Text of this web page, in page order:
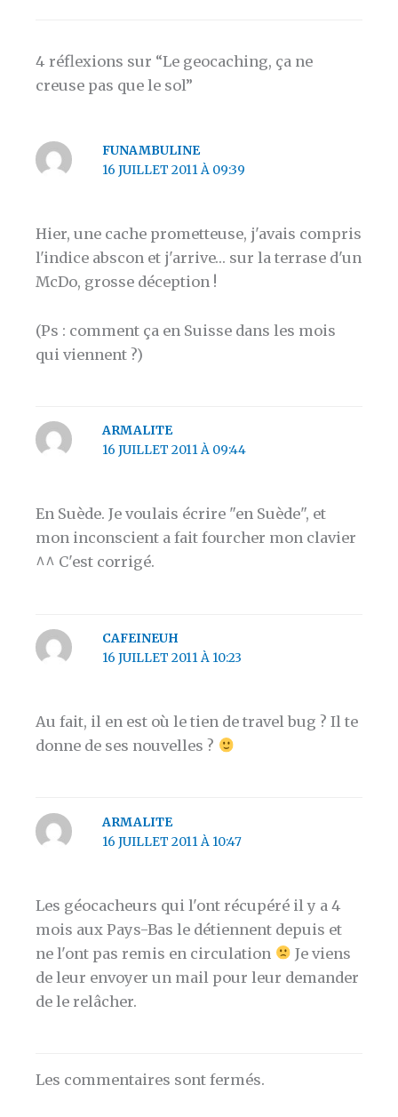
4 réflexions sur “Le geocaching, ça ne
creuse pas que le sol”
FUNAMBULINE
16 JUILLET 2011 À 09:39
Hier, une cache prometteuse, j'avais compris
l'indice abscon et j'arrive… sur la terrase d'un
McDo, grosse déception !
(Ps : comment ça en Suisse dans les mois
qui viennent ?)
ARMALITE
16 JUILLET 2011 À 09:44
En Suède. Je voulais écrire "en Suède", et
mon inconscient a fait fourcher mon clavier
^^ C'est corrigé.
CAFEINEUH
16 JUILLET 2011 À 10:23
Au fait, il en est où le tien de travel bug ? Il te
donne de ses nouvelles ?
ARMALITE
16 JUILLET 2011 À 10:47
Les géocacheurs qui l'ont récupéré il y a 4
mois aux Pays-Bas le détiennent depuis et
ne l'ont pas remis en circulation
Je viens
de leur envoyer un mail pour leur demander
de le relâcher.
Les commentaires sont fermés.